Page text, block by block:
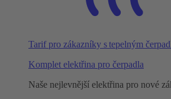
Tarif pro zákazníky s tepelným
Komplet elektřina pro čerpadla
Naše nejlevnější elektřina pro nové